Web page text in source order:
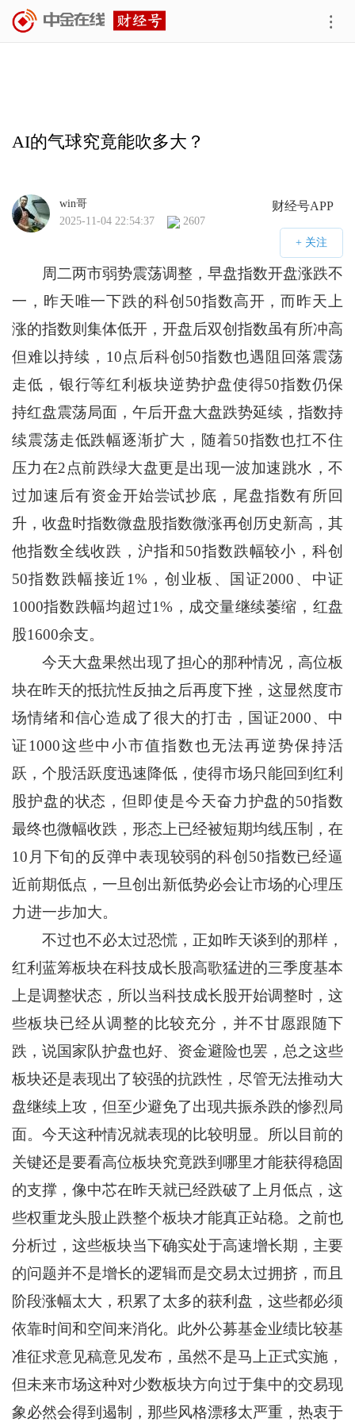
AI的气球究竟能吹多大？
财经号APP
win哥
2025-11-04 22:54:37
2607
周二两市弱势震荡调整，早盘指数开盘涨跌不
一，昨天唯一下跌的科创50指数高开，而昨天上
涨的指数则集体低开，开盘后双创指数虽有所冲高
但难以持续，10点后科创50指数也遇阻回落震荡
走低，银行等红利板块逆势护盘使得50指数仍保
持红盘震荡局面，午后开盘大盘跌势延续，指数持
续震荡走低跌幅逐渐扩大，随着50指数也扛不住
压力在2点前跌绿大盘更是出现一波加速跳水，不
过加速后有资金开始尝试抄底，尾盘指数有所回
升，收盘时指数微盘股指数微涨再创历史新高，其
他指数全线收跌，沪指和50指数跌幅较小，科创
50指数跌幅接近1%，创业板、国证2000、中证
1000指数跌幅均超过1%，成交量继续萎缩，红盘
股1600余支。
今天大盘果然出现了担心的那种情况，高位板
块在昨天的抵抗性反抽之后再度下挫，这显然度市
场情绪和信心造成了很大的打击，国证2000、中
证1000这些中小市值指数也无法再逆势保持活
跃，个股活跃度迅速降低，使得市场只能回到红利
股护盘的状态，但即使是今天奋力护盘的50指数
最终也微幅收跌，形态上已经被短期均线压制，在
10月下旬的反弹中表现较弱的科创50指数已经逼
近前期低点，一旦创出新低势必会让市场的心理压
力进一步加大。
不过也不必太过恐慌，正如昨天谈到的那样，
红利蓝筹板块在科技成长股高歌猛进的三季度基本
上是调整状态，所以当科技成长股开始调整时，这
些板块已经从调整的比较充分，并不甘愿跟随下
跌，说国家队护盘也好、资金避险也罢，总之这些
板块还是表现出了较强的抗跌性，尽管无法推动大
盘继续上攻，但至少避免了出现共振杀跌的惨烈局
面。今天这种情况就表现的比较明显。所以目前的
关键还是要看高位板块究竟跌到哪里才能获得稳固
的支撑，像中芯在昨天就已经跌破了上月低点，这
些权重龙头股止跌整个板块才能真正站稳。之前也
分析过，这些板块当下确实处于高速增长期，主要
的问题并不是增长的逻辑而是交易太过拥挤，而且
阶段涨幅太大，积累了太多的获利盘，这些都必须
依靠时间和空间来消化。此外公募基金业绩比较基
准征求意见稿意见发布，虽然不是马上正式实施，
但未来市场这种对少数板块方向过于集中的交易现
象必然会得到遏制，那些风格漂移太严重，热衷于